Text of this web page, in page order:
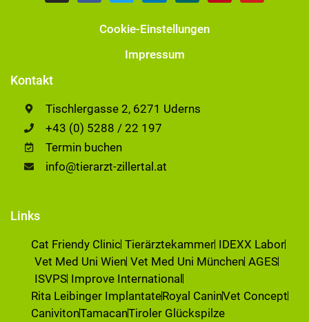
Cookie-Einstellungen
Impressum
Kontakt
Tischlergasse 2, 6271 Uderns
+43 (0) 5288 / 22 197
Termin buchen
info@tierarzt-zillertal.at
Links
Cat Friendy Clinic Tierärztekammer IDEXX Labor
Vet Med Uni Wien Vet Med Uni München AGES
ISVPS Improve International
Rita Leibinger ImplantateRoyal CaninVet Concept
CanivitonTamacanTiroler Glückspilze